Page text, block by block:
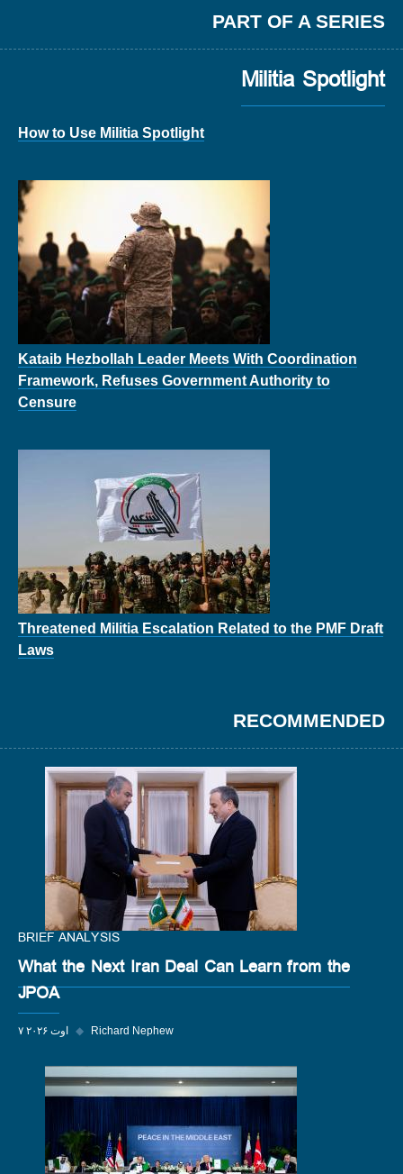
PART OF A SERIES
Militia Spotlight
How to Use Militia Spotlight
Kataib Hezbollah Leader Meets With Coordination
Framework, Refuses Government Authority to
Censure
Threatened Militia Escalation Related to the PMF Draft
Laws
RECOMMENDED
BRIEF ANALYSIS
What the Next Iran Deal Can Learn from the
JPOA
۷ اوت ۲۰۲۶ ◆ Richard Nephew